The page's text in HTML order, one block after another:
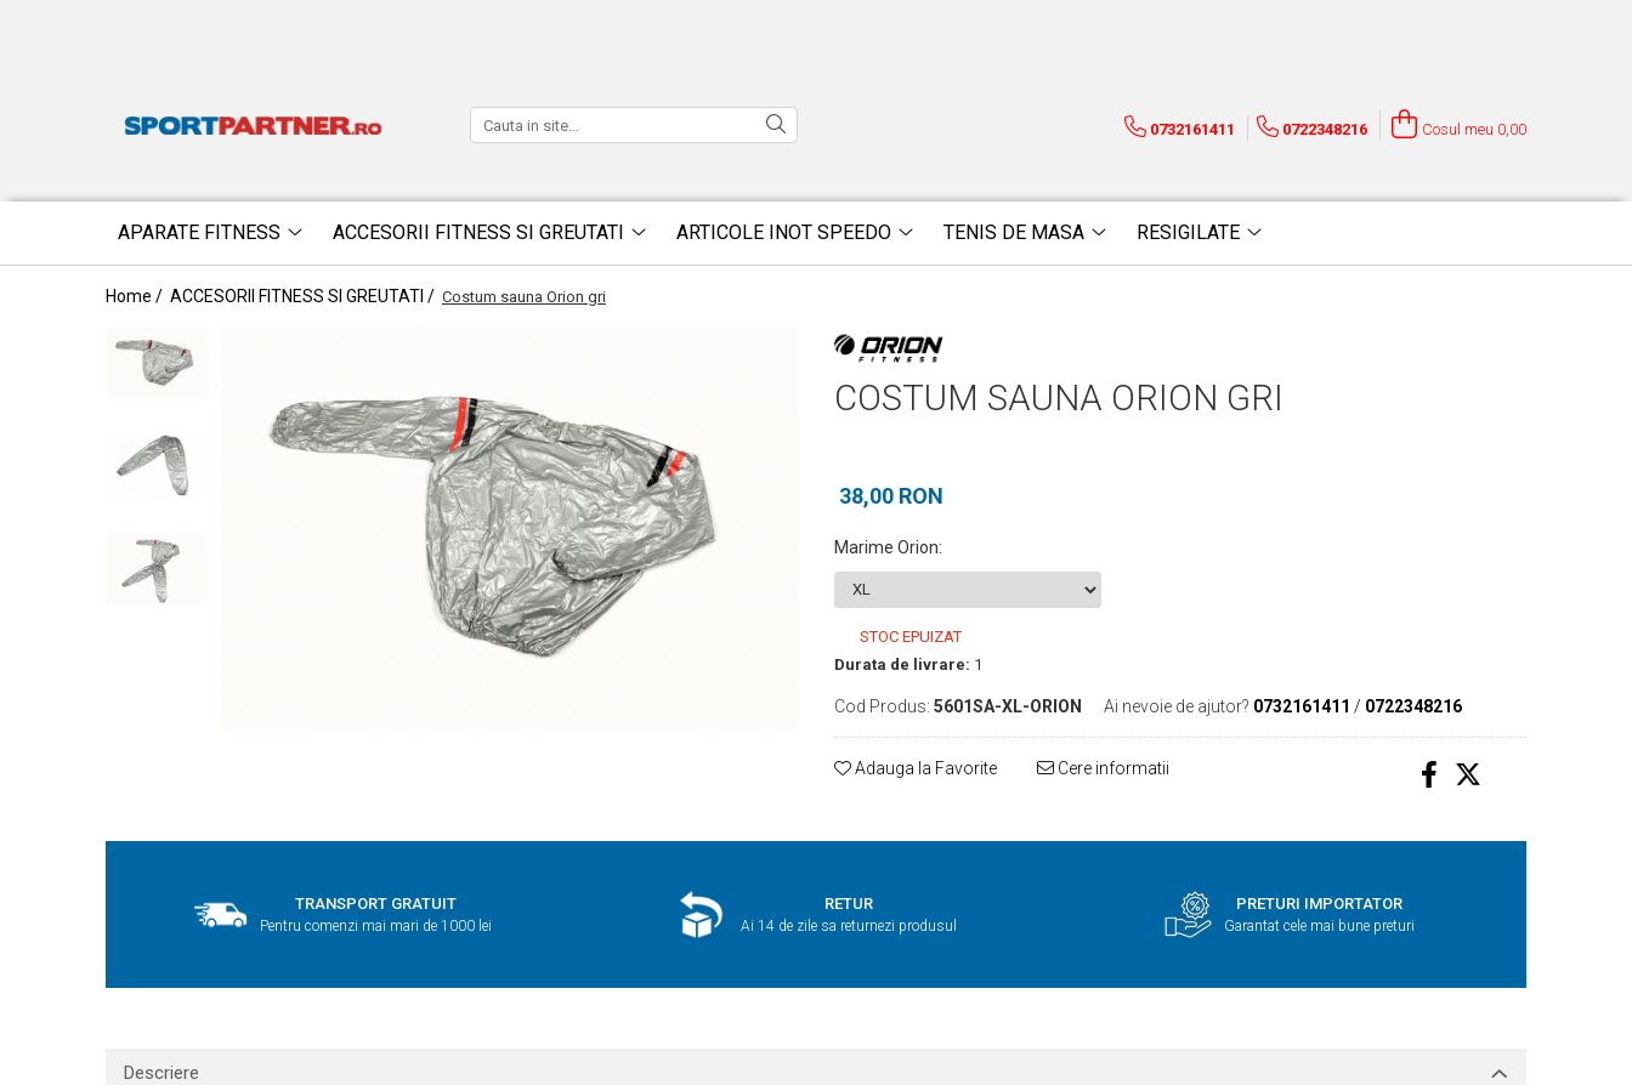
0732161411 0722348216 Cosul meu 0,00
APARATE FITNESS ACCESORII FITNESS SI GREUTATI ARTICOLE INOT SPEEDO TENIS DE MASA RESIGILATE
Home / ACCESORII FITNESS SI GREUTATI / Costum sauna Orion gri
COSTUM SAUNA ORION GRI
38,00 RON
Marime Orion:
STOC EPUIZAT
Durata de livrare: 1
Cod Produs: 5601SA-XL-ORION Ai nevoie de ajutor? 0732161411 / 0722348216
Adauga la Favorite Cere informatii
TRANSPORT GRATUIT
Pentru comenzi mai mari de 1000 lei
RETUR
Ai 14 de zile sa returnezi produsul
PRETURI IMPORTATOR
Garantat cele mai bune preturi
Descriere